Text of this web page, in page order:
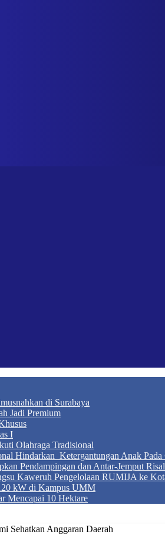
di Surabaya
Jadi Premium
I
Olahraga Tradisional
Hindarkan Ketergantungan Anak Pada
Pendampingan dan Antar-Jemput
Kaweruh Pengelolaan RUMIJA ke
kW di Kampus UMM
Mencapai 10 Hektare
Sehatkan Anggaran Daerah